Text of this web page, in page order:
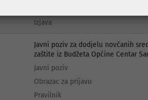
Izjava
Javni poziv za dodjelu novčanih
zaštite iz Budžeta Općine Centar
Javni poziv
Obrazac za prijavu
Pravilnik